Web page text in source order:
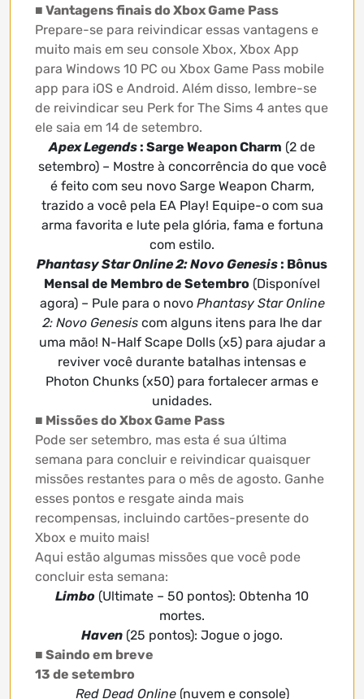
■ Vantagens finais do Xbox Game Pass
Prepare-se para reivindicar essas vantagens e
muito mais em seu console Xbox, Xbox App
para Windows 10 PC ou Xbox Game Pass mobile
app para iOS e Android. Além disso, lembre-se
de reivindicar seu Perk for The Sims 4 antes que
ele saia em 14 de setembro.
Apex Legends : Sarge Weapon Charm (2 de
setembro) – Mostre à concorrência do que você
é feito com seu novo Sarge Weapon Charm,
trazido a você pela EA Play! Equipe-o com sua
arma favorita e lute pela glória, fama e fortuna
com estilo.
Phantasy Star Online 2: Novo Genesis : Bônus
Mensal de Membro de Setembro (Disponível
agora) – Pule para o novoPhantasy Star Online
2: Novo Genesis com alguns itens para lhe dar
uma mão! N-Half Scape Dolls (x5) para ajudar a
reviver você durante batalhas intensas e
Photon Chunks (x50) para fortalecer armas e
unidades.
■ Missões do Xbox Game Pass
Pode ser setembro, mas esta é sua última
semana para concluir e reivindicar quaisquer
missões restantes para o mês de agosto. Ganhe
esses pontos e resgate ainda mais
recompensas, incluindo cartões-presente do
Xbox e muito mais!
Aqui estão algumas missões que você pode
concluir esta semana:
Limbo (Ultimate – 50 pontos): Obtenha 10
mortes.
Haven (25 pontos): Jogue o jogo.
■ Saindo em breve
13 de setembro
Red Dead Online(nuvem e console)